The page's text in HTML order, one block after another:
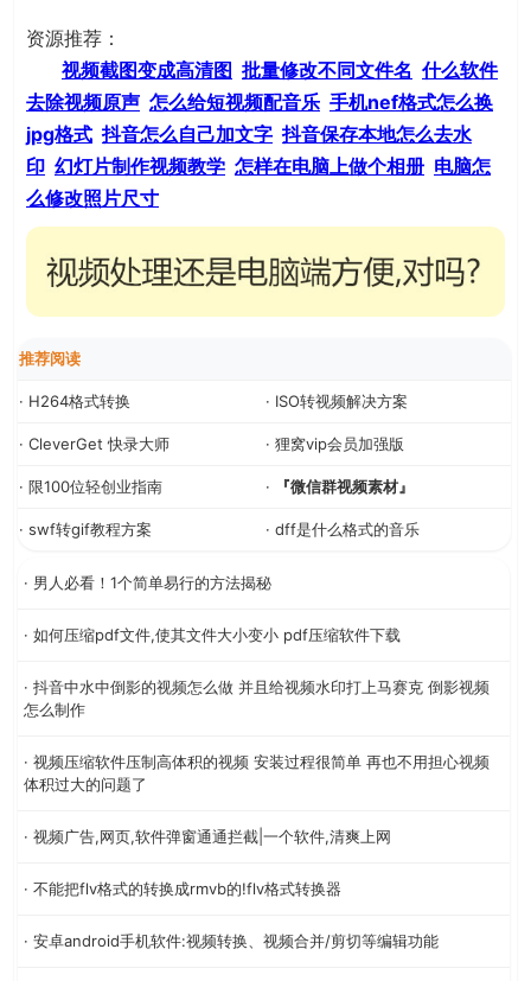
资源推荐：
视频截图变成高清图 批量修改不同文件名 什么软件
去除视频原声 怎么给短视频配音乐 手机nef格式怎么换
jpg格式 抖音怎么自己加文字 抖音保存本地怎么去水
印 幻灯片制作视频教学 怎样在电脑上做个相册 电脑怎
么修改照片尺寸
推荐阅读
· H264格式转换 · ISO转视频解决方案
· CleverGet 快录大师 · 狸窝vip会员加强版
· 限100位轻创业指南 · 『微信群视频素材』
· swf转gif教程方案 · dff是什么格式的音乐
· 男人必看！1个简单易行的方法揭秘
· 如何压缩pdf文件,使其文件大小变小 pdf压缩软件下载
· 抖音中水中倒影的视频怎么做 并且给视频水印打上马赛克 倒影视频
怎么制作
· 视频压缩软件压制高体积的视频 安装过程很简单 再也不用担心视频
体积过大的问题了
· 视频广告,网页,软件弹窗通通拦截|一个软件,清爽上网
· 不能把flv格式的转换成rmvb的!flv格式转换器
· 安卓android手机软件:视频转换、视频合并/剪切等编辑功能